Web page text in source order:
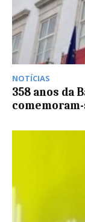
NOTÍCIAS
358 anos da